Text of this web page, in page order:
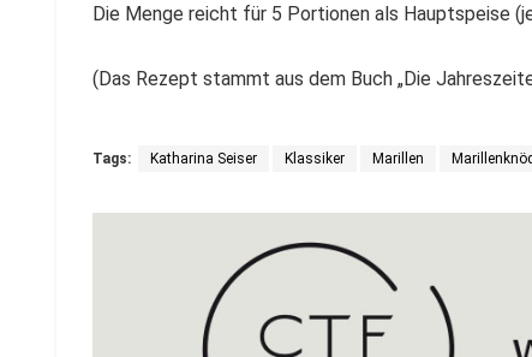
Die Menge reicht für 5 Portionen als Hauptspeise
(Das Rezept stammt aus dem Buch „Die
Tags: Katharina Seiser Klassiker Marillen